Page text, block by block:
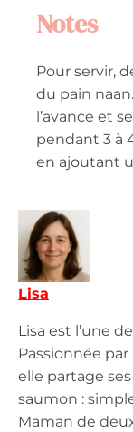
Notes
Pour servir,
du pain
l’avance et
pendant 3 à
en ajoutant
Lisa
Lisa est l’une
Passionnée
elle partage
saumon :
Maman de